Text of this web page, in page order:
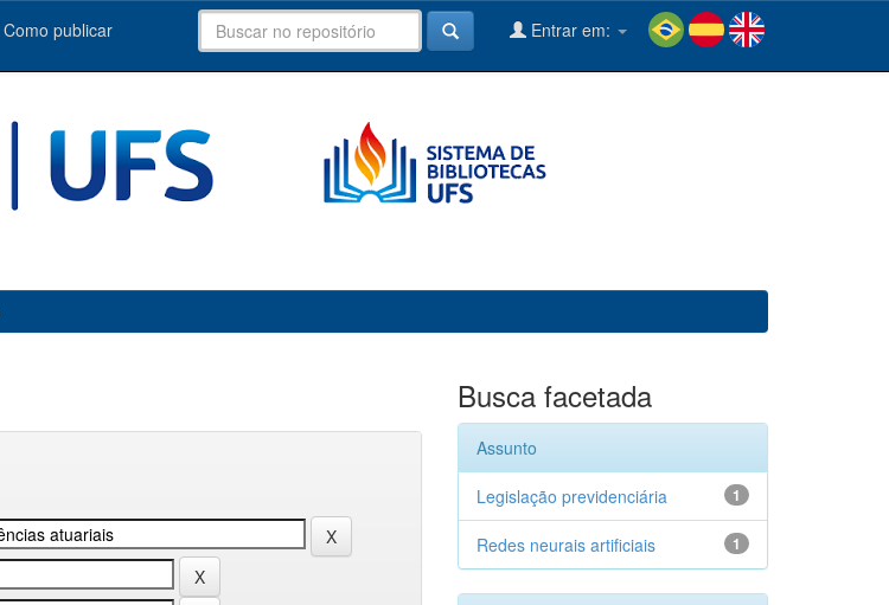
Como publicar Entrar em:
Busca facetada
Assunto
1
Legislação previdenciária
1
Redes neurais artificiais